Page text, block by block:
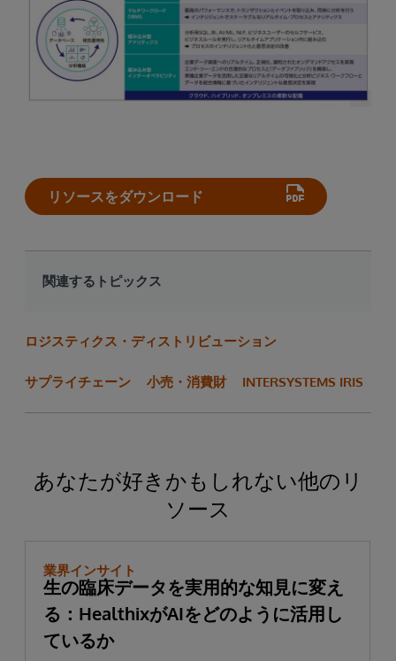
リソースをダウンロード
関連するトピックス
ロジスティクス・ディストリビューション
サプライチェーン 小売・消費財 INTERSYSTEMS IRIS
あなたが好きかもしれない他のリ
ソース
業界インサイト
生の臨床データを実用的な知見に変え
る：HealthixがAIをどのように活用し
ているか